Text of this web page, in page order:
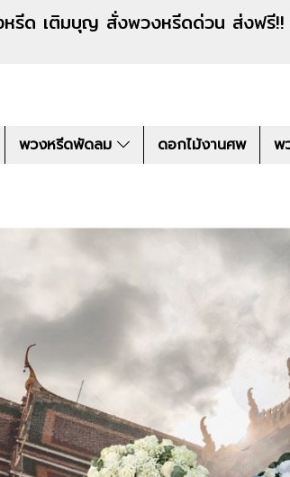
งหรีดด่วน ส่งฟรี!!
พวงหรีดพัดลม ดอกไม้งานศพ พ